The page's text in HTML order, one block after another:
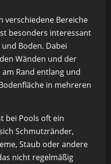
verschiedene Bereiche
besonders interessant
Boden. Dabei
Wänden und der
Rand entlang und
in mehreren
bei Pools oft ein
Schmutzränder,
Staub oder andere
nicht regelmäßig